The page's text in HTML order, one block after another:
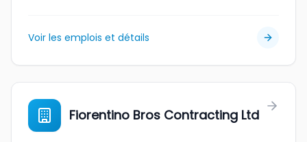
Voir les emplois et détails
Fiorentino Bros Contracting Ltd